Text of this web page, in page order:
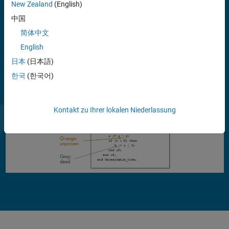
vor der Kompilierung und den Tests Codeanalysen durchzuführen
und zu überprüfen.
New Zealand (English)
中国
简体中文
English
日本 (日本語)
한국 (한국어)
Kontakt zu Ihrer lokalen Niederlassung